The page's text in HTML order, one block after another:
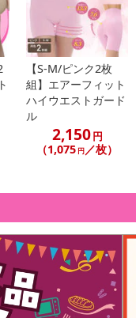
び）があります。
てしまうことで
【S-M/ピンク2枚
組】エアーフィット
ハイウエストガード
ル
2,150円
（1,075 円／枚）